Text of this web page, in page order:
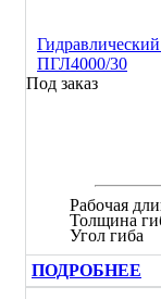
ПГЛ4000/30
Под заказ
Рабочая
Толщина
Угол гиба
ПОДРОБНЕЕ